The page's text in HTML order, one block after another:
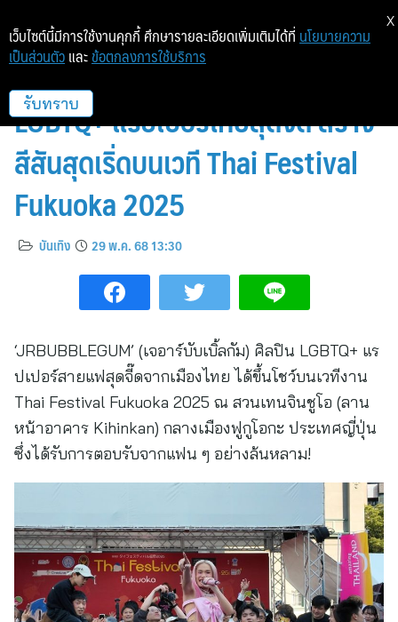
ชีเสิร์ฟ! JRBUBBLEGUM ศิลปิน
LGBTQ+ แรปเปอร์ไทยสุดจี๊ด สร้าง
สีสันสุดเริ่ดบนเวที Thai Festival
Fukuoka 2025
บันเทิง 29 พ.ค. 68 13:30
‘JRBUBBLEGUM’ (เจอาร์บับเบิ้ลกัม) ศิลปิน LGBTQ+ แร
ปเปอร์สายแฟสุดจี๊ดจากเมืองไทย ได้ขึ้นโชว์บนเวทีงาน
Thai Festival Fukuoka 2025 ณ สวนเทนจินชูโอ (ลาน
หน้าอาคาร Kihinkan) กลางเมืองฟูกูโอกะ ประเทศญี่ปุ่น
ซึ่งได้รับการตอบรับจากแฟน ๆ อย่างล้นหลาม!
เว็บไซต์นี้มีการใช้งานคุกกี้ ศึกษารายละเอียดเพิ่มเติมได้ที่ นโยบายความ
เป็นส่วนตัว และ ข้อตกลงการใช้บริการ
รับทราบ
X